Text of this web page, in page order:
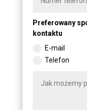
Preferowany
kontaktu
E-mail
Telefon